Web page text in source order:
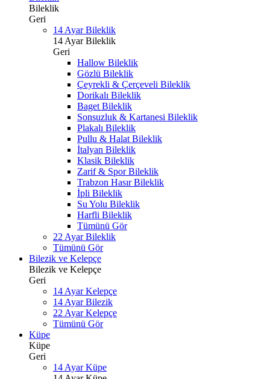
Bileklik
Geri
14 Ayar Bileklik
14 Ayar Bileklik
Geri
Hallow Bileklik
Gözlü Bileklik
Çeyrekli & Çerçeveli Bileklik
Dorikalı Bileklik
Baget Bileklik
Sonsuzluk & Kartanesi Bileklik
Plakalı Bileklik
Pullu & Halat Bileklik
İtalyan Bileklik
Klasik Bileklik
Zarif & Spor Bileklik
Trabzon Hasır Bileklik
İpli Bileklik
Su Yolu Bileklik
Harfli Bileklik
Tümünü Gör
22 Ayar Bileklik
Tümünü Gör
Bilezik ve Kelepçe
Bilezik ve Kelepçe
Geri
14 Ayar Kelepçe
14 Ayar Bilezik
22 Ayar Kelepçe
Tümünü Gör
Küpe
Küpe
Geri
14 Ayar Küpe